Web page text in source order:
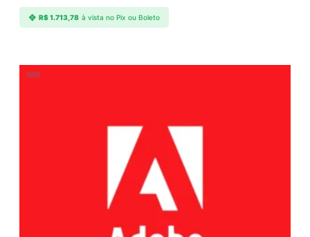
R$1.713,78 à vista no Pix ou Boleto